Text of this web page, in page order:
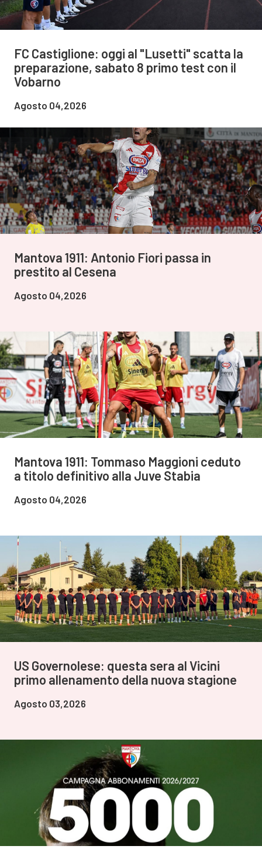
FC Castiglione: oggi al "Lusetti" scatta la
preparazione, sabato 8 primo test con il
Vobarno
Agosto 04,2026
Mantova 1911: Antonio Fiori passa in
prestito al Cesena
Agosto 04,2026
Mantova 1911: Tommaso Maggioni ceduto
a titolo definitivo alla Juve Stabia
Agosto 04,2026
US Governolese: questa sera al Vicini
primo allenamento della nuova stagione
Agosto 03,2026